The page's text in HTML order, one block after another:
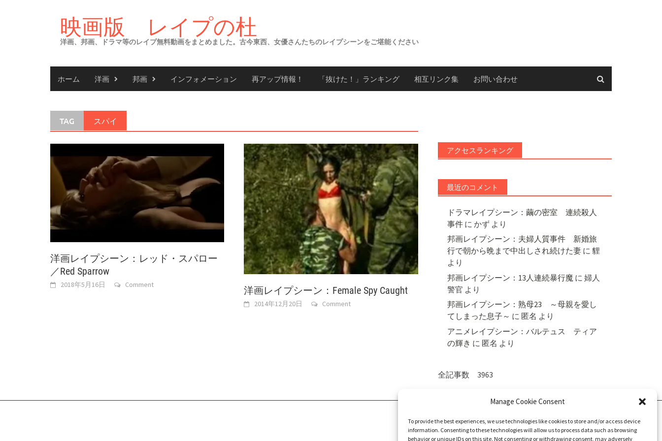
Manage Cookie Consent
To provide the best experiences, we use technologies like cookies to store and/or access device
information. Consenting to these technologies will allow us to process data such as browsing
behavior or unique IDs on this site. Not consenting or withdrawing consent, may adversely
映画版 レイプの杜
洋画、邦画、ドラマ等のレイプ無料動画をまとめました。古今東西、女優さんたちのレイプシーンをご堪能ください
ホーム 洋画 邦画 インフォメーション 再アップ情報！ 「抜けた！」ランキング 相互リンク集 お問い合わせ
TAG スパイ
洋画レイプシーン：レッド・スパロー
／Red Sparrow
2018年5月16日 Comment 洋画レイプシーン：Female Spy Caught
2014年12月20日 Comment
アクセスランキング
最近のコメント
ドラマレイプシーン：繭の密室 連続殺人
事件に かずより
邦画レイプシーン：夫婦人質事件 新婚旅
行で朝から晩まで中出しされ続けた妻に 貍
より
邦画レイプシーン：13人連続暴行魔 に 婦人
警官 より
邦画レイプシーン：熟母23 ～母親を愛し
てしまった息子～ に 匿名 より
アニメレイプシーン：バルテュス ティア
の輝き に 匿名 より
全記事数 3963